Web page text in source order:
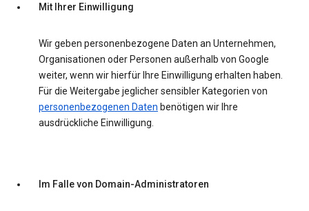
Mit Ihrer Einwilligung
Wir geben personenbezogene Daten an Unternehmen,
Organisationen oder Personen außerhalb von Google
weiter, wenn wir hierfür Ihre Einwilligung erhalten haben.
Für die Weitergabe jeglicher sensibler Kategorien von
personenbezogenen Daten benötigen wir Ihre
ausdrückliche Einwilligung.
Im Falle von Domain-Administratoren